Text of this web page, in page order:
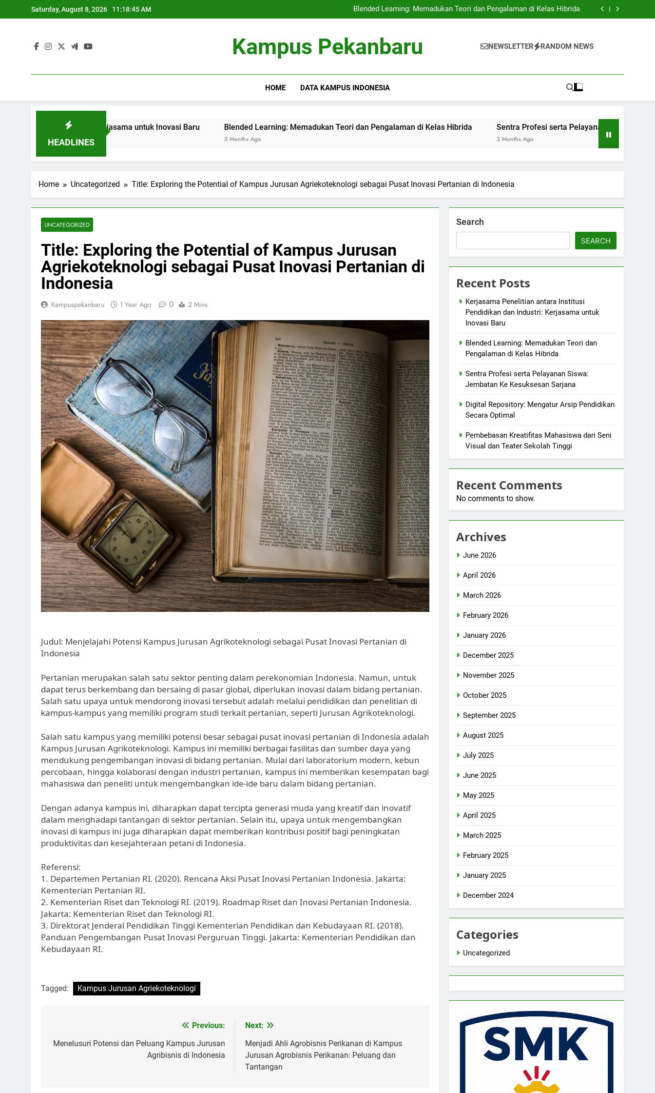
to
Saturday, August 8, 2026 11:18:46 AM
untuk Inovasi Baru
Blended Learning: Memadukan Teori dan Pengalaman di Kelas Hibrida
Sentra Profesi serta Pelayanan Siswa: Jembatan Ke Kesuksesan Sarjana
untuk Inovasi Baru
Blended Learning: Memadukan Teori dan Pengalaman di Kelas Hibrida
Sentra Profesi serta Pelayanan Siswa: Jembatan Ke Kesuksesan Sarjana
Kampus Pekanbaru NEWSLETTER RANDOM NEWS
HOME DATA KAMPUS INDONESIA
HEADLINES
Industri: Kerjasama untuk Inovasi Baru Blended Learning: Memadukan Teori dan Pengalaman di Kelas Hibrida Sentra Profesi serta Pelayanan Siswa: Jembatan Ke
Home Uncategorized Title: Exploring the Potential of Kampus Jurusan Agriekoteknologi sebagai Pusat Inovasi Pertanian di Indonesia
UNCATEGORIZED
Title: Exploring the Potential of Kampus Jurusan
Agriekoteknologi sebagai Pusat Inovasi Pertanian di
Indonesia
Kampuspekanbaru 1 Year Ago 0 2 Mins
Judul: Menjelajahi Potensi Kampus Jurusan Agrikoteknologi sebagai Pusat Inovasi Pertanian di
Indonesia
Pertanian merupakan salah satu sektor penting dalam perekonomian Indonesia. Namun, untuk
dapat terus berkembang dan bersaing di pasar global, diperlukan inovasi dalam bidang pertanian.
Salah satu upaya untuk mendorong inovasi tersebut adalah melalui pendidikan dan penelitian di
kampus-kampus yang memiliki program studi terkait pertanian, seperti Jurusan Agrikoteknologi.
Salah satu kampus yang memiliki potensi besar sebagai pusat inovasi pertanian di Indonesia adalah
Kampus Jurusan Agrikoteknologi. Kampus ini memiliki berbagai fasilitas dan sumber daya yang
mendukung pengembangan inovasi di bidang pertanian. Mulai dari laboratorium modern, kebun
percobaan, hingga kolaborasi dengan industri pertanian, kampus ini memberikan kesempatan bagi
mahasiswa dan peneliti untuk mengembangkan ide-ide baru dalam bidang pertanian.
Dengan adanya kampus ini, diharapkan dapat tercipta generasi muda yang kreatif dan inovatif
dalam menghadapi tantangan di sektor pertanian. Selain itu, upaya untuk mengembangkan
inovasi di kampus ini juga diharapkan dapat memberikan kontribusi positif bagi peningkatan
produktivitas dan kesejahteraan petani di Indonesia.
Referensi:
1. Departemen Pertanian RI. (2020). Rencana Aksi Pusat Inovasi Pertanian Indonesia. Jakarta:
Kementerian Pertanian RI.
2. Kementerian Riset dan Teknologi RI. (2019). Roadmap Riset dan Inovasi Pertanian Indonesia.
Jakarta: Kementerian Riset dan Teknologi RI.
3. Direktorat Jenderal Pendidikan Tinggi Kementerian Pendidikan dan Kebudayaan RI. (2018).
Panduan Pengembangan Pusat Inovasi Perguruan Tinggi. Jakarta: Kementerian Pendidikan dan
Kebudayaan RI.
Tagged: Kampus Jurusan Agriekoteknologi
navigation
Previous:
Menelusuri Potensi dan Peluang Kampus Jurusan
Agribisnis di Indonesia
Next:
Menjadi Ahli Agrobisnis Perikanan di Kampus
Jurusan Agrobisnis Perikanan: Peluang dan
Tantangan
Search
SEARCH
Recent Posts
Kerjasama Penelitian antara Institusi
Pendidikan dan Industri: Kerjasama untuk
Inovasi Baru
Blended Learning: Memadukan Teori dan
Pengalaman di Kelas Hibrida
Sentra Profesi serta Pelayanan Siswa:
Jembatan Ke Kesuksesan Sarjana
Digital Repository: Mengatur Arsip Pendidikan
Secara Optimal
Pembebasan Kreatifitas Mahasiswa dari Seni
Visual dan Teater Sekolah Tinggi
Recent Comments
No comments to show.
Archives
June 2026
April 2026
March 2026
February 2026
January 2026
December 2025
November 2025
October 2025
September 2025
August 2025
July 2025
June 2025
May 2025
April 2025
March 2025
February 2025
January 2025
December 2024
Categories
Uncategorized